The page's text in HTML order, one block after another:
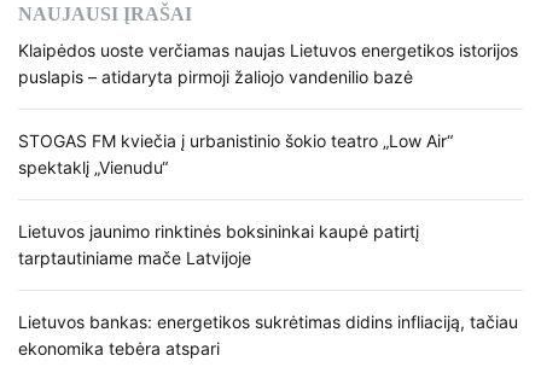
NAUJAUSI ĮRAŠAI
Klaipėdos uoste verčiamas naujas Lietuvos energetikos istorijos
puslapis – atidaryta pirmoji žaliojo vandenilio bazė
STOGAS FM kviečia į urbanistinio šokio teatro „Low Air“
spektaklį „Vienudu“
Lietuvos jaunimo rinktinės boksininkai kaupė patirtį
tarptautiniame mače Latvijoje
Lietuvos bankas: energetikos sukrėtimas didins infliaciją, tačiau
ekonomika tebėra atspari